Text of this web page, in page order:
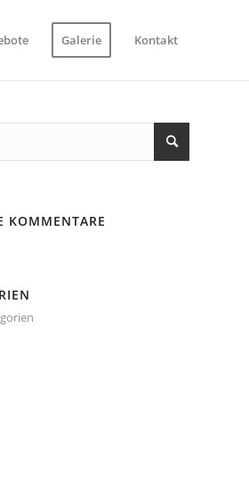
Galerie Kontakt
KOMMENTARE